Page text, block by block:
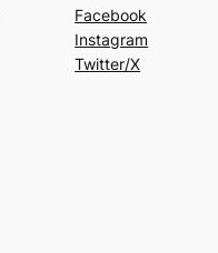
Facebook
Instagram
Twitter/X